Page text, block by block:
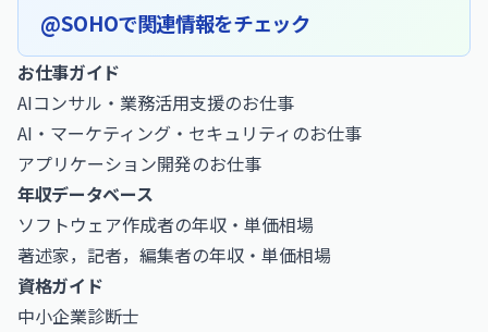
@SOHOで関連情報をチェック
お仕事ガイド
AIコンサル・業務活用支援のお仕事
AI・マーケティング・セキュリティのお仕事
アプリケーション開発のお仕事
年収データベース
ソフトウェア作成者の年収・単価相場
著述家，記者，編集者の年収・単価相場
資格ガイド
中小企業診断士